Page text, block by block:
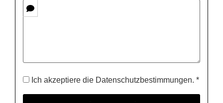
Ich akzeptiere die Datenschutzbestimmungen. *